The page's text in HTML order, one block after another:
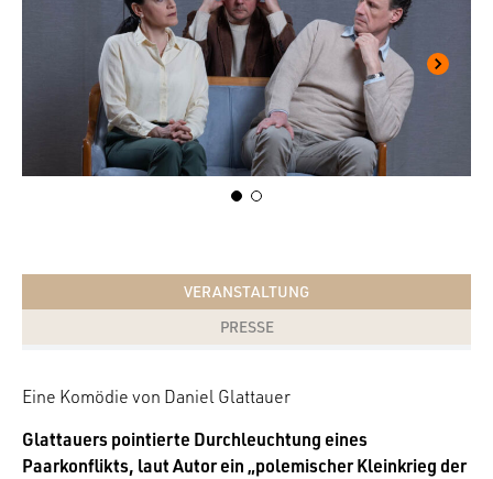
VERANSTALTUNG
PRESSE
Eine Komödie von Daniel Glattauer
Glattauers pointierte Durchleuchtung eines
Paarkonflikts, laut Autor ein „polemischer Kleinkrieg der